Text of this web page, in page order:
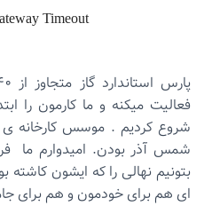
فعالیت میکنه و ما کارمون را
شروع کردیم . موسس کارخانه ی
شمس آذر بودن. امیدوارم ما
بتونیم نهالی را که ایشون کاشته
ای هم برای خودمون و هم برای